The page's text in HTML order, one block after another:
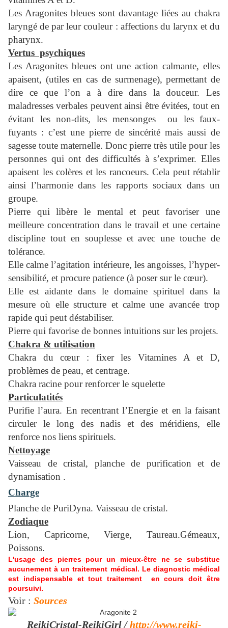
Les Aragonites bleues sont davantage liées au chakra
laryngé de par leur couleur : affections du larynx et du
pharynx.
Vertus psychiques
Les Aragonites bleues ont une action calmante, elles
apaisent, (utiles en cas de surmenage), permettant de
dire ce que l’on a à dire dans la douceur. Les
maladresses verbales peuvent ainsi être évitées, tout en
évitant les non-dits, les mensonges ou les faux-
fuyants : c’est une pierre de sincérité mais aussi de
sagesse toute maternelle. Donc pierre très utile pour les
personnes qui ont des difficultés à s’exprimer. Elles
apaisent les colères et les rancoeurs. Cela peut rétablir
ainsi l’harmonie dans les rapports sociaux dans un
groupe.
Pierre qui libère le mental et peut favoriser une
meilleure concentration dans le travail et une certaine
discipline tout en souplesse et avec une touche de
tolérance.
Elle calme l’agitation intérieure, les angoisses, l’hyper-
sensibilité, et procure patience (à poser sur le cœur).
Elle est aidante dans le domaine spirituel dans la
mesure où elle structure et calme une avancée trop
rapide qui peut déstabiliser.
Pierre qui favorise de bonnes intuitions sur les projets.
Chakra & utilisation
Chakra du cœur : fixer les Vitamines A et D,
problèmes de peau, et centrage.
Chakra racine pour renforcer le squelette
Particulatités
Purifie l’aura. En recentrant l’Energie et en la faisant
circuler le long des nadis et des méridiens, elle
renforce nos liens spirituels.
Nettoyage
Vaisseau de cristal, planche de purification et de
dynamisation .
Charge
Planche de PuriDyna. Vaisseau de cristal.
Zodiaque
Lion, Capricorne, Vierge, Taureau.Gémeaux,
Poissons.
L'usage des pierres pour un mieux-être ne se substitue
aucunement à un traitement médical. Le diagnostic médical
est indispensable et tout traitement en cours doit être
poursuivi.
Voir : Sources
ReikiCristal-ReikiGirl /http://www.reiki-